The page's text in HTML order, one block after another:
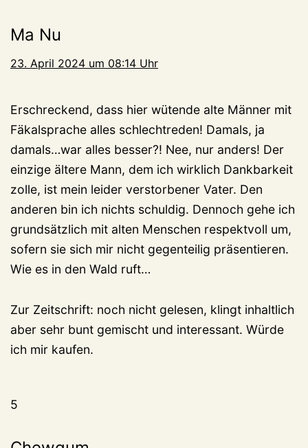
Ma Nu
23. April 2024 um 08:14 Uhr
Erschreckend, dass hier wütende alte Männer mit
Fäkalsprache alles schlechtreden! Damals, ja
damals…war alles besser?! Nee, nur anders! Der
einzige ältere Mann, dem ich wirklich Dankbarkeit
zolle, ist mein leider verstorbener Vater. Den
anderen bin ich nichts schuldig. Dennoch gehe ich
grundsätzlich mit alten Menschen respektvoll um,
sofern sie sich mir nicht gegenteilig präsentieren.
Wie es in den Wald ruft…
Zur Zeitschrift: noch nicht gelesen, klingt inhaltlich
aber sehr bunt gemischt und interessant. Würde
ich mir kaufen.
5